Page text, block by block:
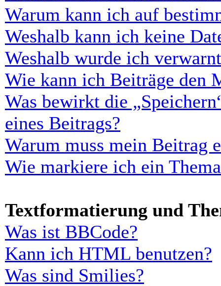
Warum kann ich auf
Weshalb kann ich keine
Weshalb wurde ich
Wie kann ich Beiträge den
Was bewirkt die
eines Beitrags?
Warum muss mein Beitrag
Wie markiere ich ein
Textformatierung und
Was ist BBCode?
Kann ich HTML benutzen?
Was sind Smilies?